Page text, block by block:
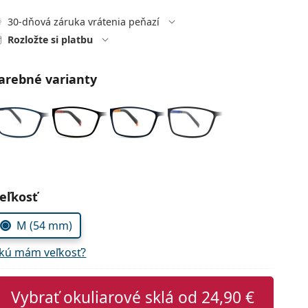
30-dňová záruka vrátenia peňazí
Rozložte si platbu
varianty
parametre
M (54 mm)
mám veľkosť?
Vybrať okuliarové sklá od 24,90 €